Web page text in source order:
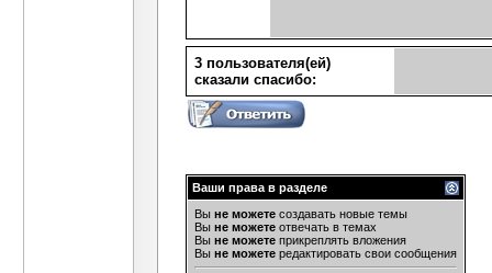
3 пользователя(ей)
сказали cпасибо:
Ваши права в разделе
Вы не можете создавать новые темы
Вы не можете отвечать в темах
Вы не можете прикреплять вложения
Вы не можете редактировать свои сообщения